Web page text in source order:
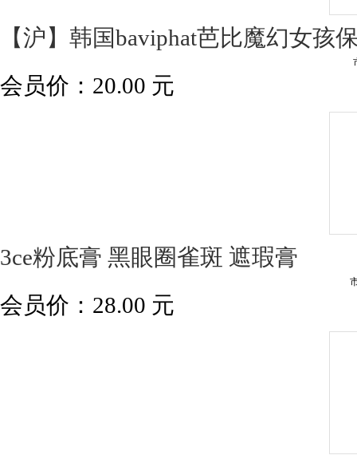
【沪】韩国baviphat芭比魔幻女孩
会员价： 20.00 元
3ce粉底膏 黑眼圈雀斑 遮瑕膏
会员价： 28.00 元